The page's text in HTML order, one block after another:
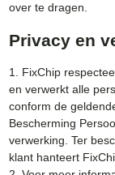
over te dragen.
Privacy en
1. FixChip
en verwerkt alle
conform de
Bescherming
verwerking. Ter
klant hanteert